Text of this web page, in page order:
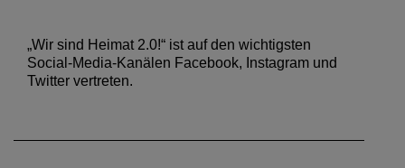
„Wir sind Heimat 2.0!“ ist auf den wichtigsten
Social-Media-Kanälen Facebook, Instagram und
Twitter vertreten.